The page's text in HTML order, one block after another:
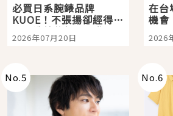
必買日系腕錶品牌
KUOE！不張揚卻經得起
時間洗鍊的經典之作五
選
2026年07月20日
在台
機
購物
2026
No.5 No.6